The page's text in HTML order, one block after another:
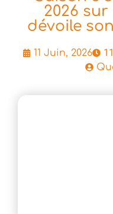
2026
dévoile
11 Juin, 2026